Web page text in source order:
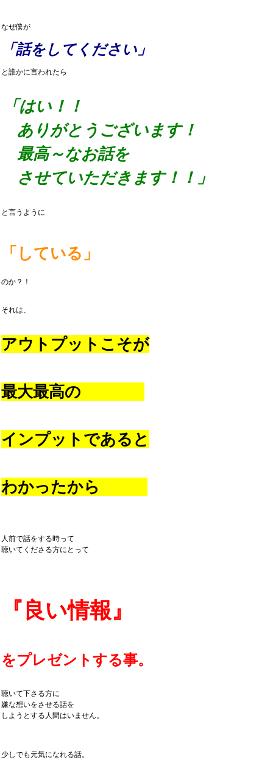
なぜ僕が
「話をしてください」
と誰かに言われたら
「はい！！
ありがとうございます！
最高～なお話を
させていただきます！！」
と言うように
「している」
のか？！
それは、
アウトプットこそが
最大最高の
インプットであると
わかったから
人前で話をする時って
聴いてくださる方にとって
『良い情報』
をプレゼントする事。
聴いて下さる方に
嫌な想いをさせる話を
しようとする人間はいません。
少しでも元気になれる話。